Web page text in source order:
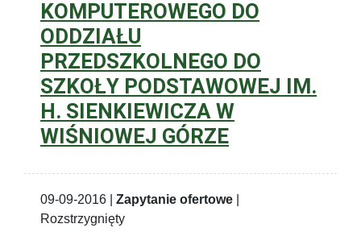
KOMPUTEROWEGO DO
ODDZIAŁU
PRZEDSZKOLNEGO DO
SZKOŁY PODSTAWOWEJ IM.
H. SIENKIEWICZA W
WIŚNIOWEJ GÓRZE
09-09-2016 | Zapytanie ofertowe
Rozstrzygnięty